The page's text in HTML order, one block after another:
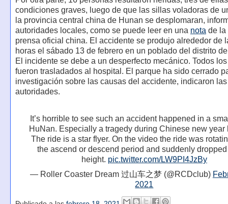
condiciones graves, luego de que las sillas voladoras de
la provincia central china de Hunan se desplomaran,
autoridades locales, como se puede leer en una nota de la
prensa oficial china. El accidente se produjo alrededor de
horas el sábado 13 de febrero en un poblado del distrito
El incidente se debe a un desperfecto mecánico. Todos
fueron trasladados al hospital. El parque ha sido cerrado
investigación sobre las causas del accidente, indicaron las
autoridades.
It’s horrible to see such an accident happened in a
HuNan. Especially a tragedy during Chinese new year
The ride is a star flyer. On the video the ride was
the ascend or descend period and suddenly
height. pic.twitter.com/LW9PI4JzBy
— Roller Coaster Dream 过山车之梦 (@RCDclub)
2021